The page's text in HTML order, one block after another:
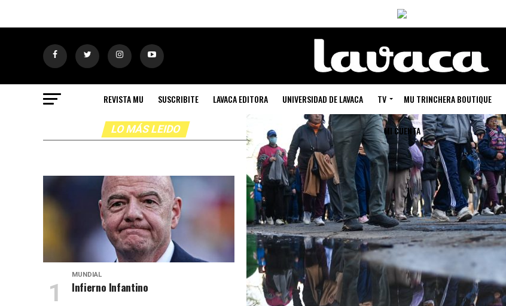
REVISTA MU SUSCRIBITE LAVACA EDITORA UNIVERSIDAD DE LAVACA TV MU TRINCHERA BOUTIQUE
MI CUENTA
LO MÁS LEIDO
MUNDIAL
Infierno Infantino